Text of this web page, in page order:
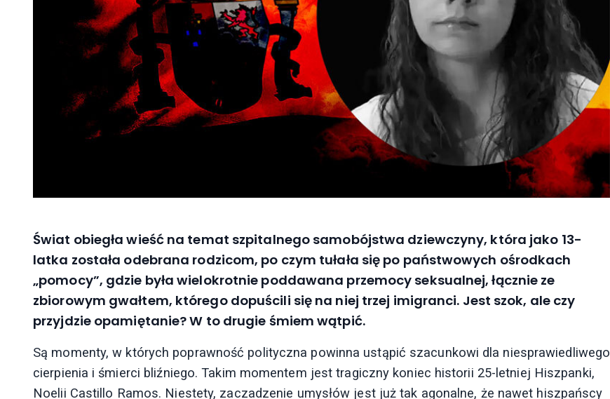
Świat obiegła wieść na temat szpitalnego samobójstwa dziewczyny, która jako 13-
latka została odebrana rodzicom, po czym tułała się po państwowych ośrodkach
„pomocy”, gdzie była wielokrotnie poddawana przemocy seksualnej, łącznie ze
zbiorowym gwałtem, którego dopuścili się na niej trzej imigranci. Jest szok, ale czy
przyjdzie opamiętanie? W to drugie śmiem wątpić.
Są momenty, w których poprawność polityczna powinna ustąpić szacunkowi dla niesprawiedliwego
cierpienia i śmierci bliźniego. Takim momentem jest tragiczny koniec historii 25-letniej Hiszpanki,
Noelii Castillo Ramos. Niestety, zaczadzenie umysłów jest już tak agonalne, że nawet hiszpańscy